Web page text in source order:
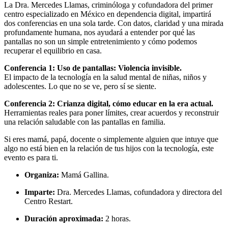
La Dra. Mercedes Llamas, criminóloga y cofundadora del primer
centro especializado en México en dependencia digital, impartirá
dos conferencias en una sola tarde. Con datos, claridad y una mirada
profundamente humana, nos ayudará a entender por qué las
pantallas no son un simple entretenimiento y cómo podemos
recuperar el equilibrio en casa.
Conferencia 1: Uso de pantallas: Violencia invisible.
El impacto de la tecnología en la salud mental de niñas, niños y
adolescentes. Lo que no se ve, pero sí se siente.
Conferencia 2: Crianza digital, cómo educar en la era actual.
Herramientas reales para poner límites, crear acuerdos y reconstruir
una relación saludable con las pantallas en familia.
Si eres mamá, papá, docente o simplemente alguien que intuye que
algo no está bien en la relación de tus hijos con la tecnología, este
evento es para ti.
Organiza: Mamá Gallina.
Imparte: Dra. Mercedes Llamas, cofundadora y directora del
Centro Restart.
Duración aproximada: 2 horas.